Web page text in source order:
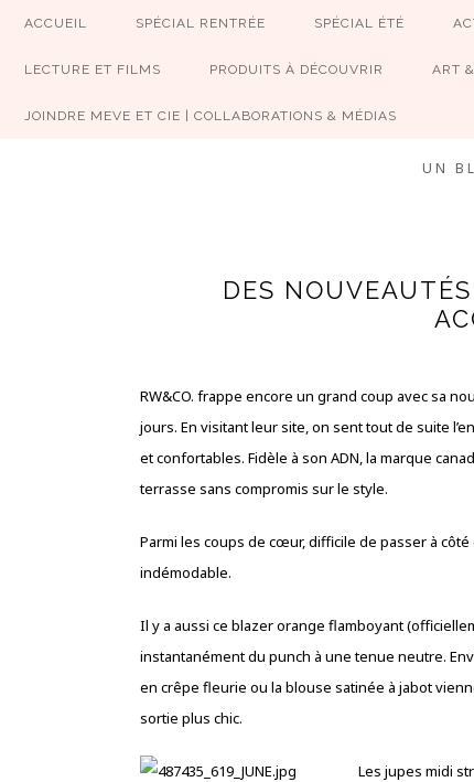
ACCUEIL SPÉCIAL RENTRÉE SPÉCIAL ÉTÉ
LECTURE ET FILMS PRODUITS À DÉCOUVRIR ART
JOINDRE MEVE ET CIE | COLLABORATIONS & MÉDIAS
UN
DES
RW&CO. frappe encore un grand coup avec sa
jours. En visitant leur site, on sent tout de suite
et confortables. Fidèle à son ADN, la marque
terrasse sans compromis sur le style.
Parmi les coups de cœur, difficile de passer à
indémodable.
Il y a aussi ce blazer orange flamboyant
instantanément du punch à une tenue neutre.
en crêpe fleurie ou la blouse satinée à jabot
sortie plus chic.
Les jupes midi